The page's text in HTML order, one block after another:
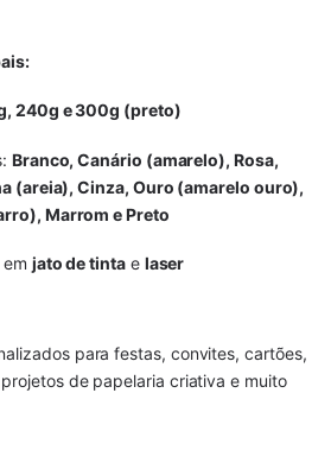
240g e 300g (preto)
Branco, Canário (amarelo), Rosa,
(areia), Cinza, Ouro (amarelo ouro),
, Marrom e Preto
jato de tintae laser
para festas, convites, cartões,
de papelaria criativa e muito